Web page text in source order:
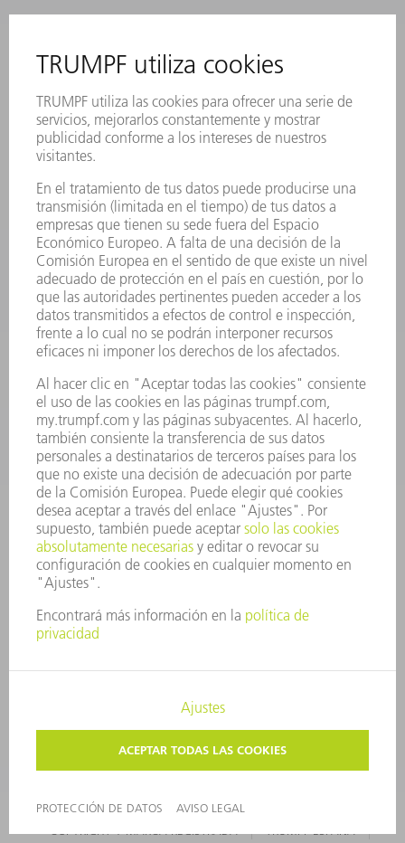
CONTACTO
SEDES
EVENTOS Y CONVOCATORIAS
REGISTRO PARA EL BOLETÍN INFORMATIVO
MYTRUMPF
FICHAS TÉCNICAS DE SEGURIDAD
PRODUCTOS
MÁQUINAS Y SISTEMAS
LÁSER
ELECTRÓNICA DE POTENCIA
HERRAMIENTAS PORTÁTILES
FÁBRICA INTELIGENTE
SOFTWARE
SERVICIOS
APLICACIONES
SECTORES
EMPRESA
CARRERA PROFESIONAL
OFERTAS DE TRABAJO
PERFIL DE LA EMPRESA
JUNTA DIRECTIVA
INFORME ANUAL
PRINCIPIOS CORPORATIVOS
CUMPLIMIENTO
SISTEMA DE INFORMADORES
SEGURIDAD
COMUNICADOS DE PRENSA
REVISTAS
SOSTENIBILIDAD
MEDIO AMBIENTE Y CLIMA
GESTIÓN EMPRESARIAL
AVISO LEGAL
PROTECCIÓN DE DATOS